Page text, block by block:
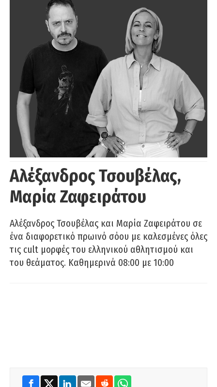
Αλέξανδρος Τσουβέλας,
Μαρία Ζαφειράτου
Αλέξανδρος Τσουβέλας και Μαρία Ζαφειράτου σε
ένα διαφορετικό πρωινό σόου με καλεσμένες όλες
τις cult μορφές του ελληνικού αθλητισμού και
του θεάματος. Καθημερινά 08:00 με 10:00